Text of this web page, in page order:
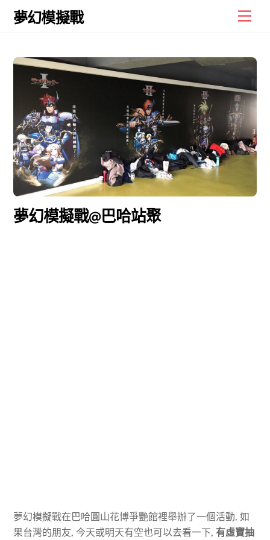
Skip
夢幻模擬戰
夢幻模擬戰@巴哈站聚
夢幻模擬戰在巴哈圓山花博爭艷館裡舉辦了一個活動, 如
果台灣的朋友, 今天或明天有空也可以去看一下,有虛寶抽